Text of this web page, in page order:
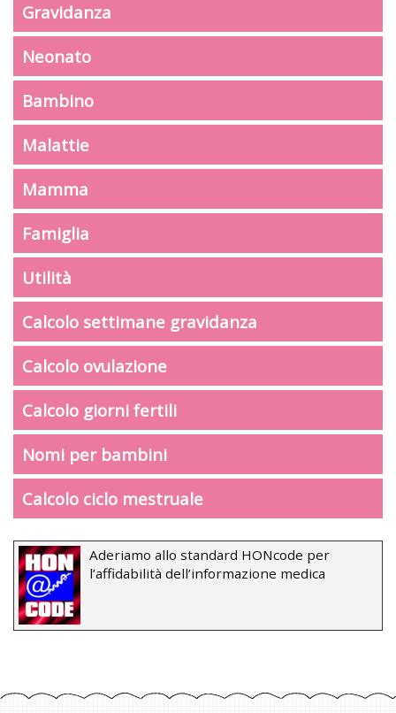
Gravidanza
Neonato
Bambino
Malattie
Mamma
Famiglia
Utilità
Calcolo settimane gravidanza
Calcolo ovulazione
Calcolo giorni fertili
Nomi per bambini
Calcolo ciclo mestruale
Aderiamo allo standard HONcode per
l’affidabilità dell’informazione medica